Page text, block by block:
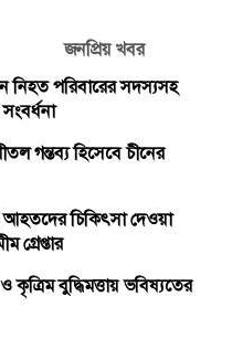
জনপ্রিয় খবর
নিহত পরিবারের সদস্যসহ
গন্তব্য হিসেবে চীনের
চিকিৎসা দেওয়া
গ্রেপ্তার
কৃত্রিম বুদ্ধিমত্তায় ভবিষ্যতের